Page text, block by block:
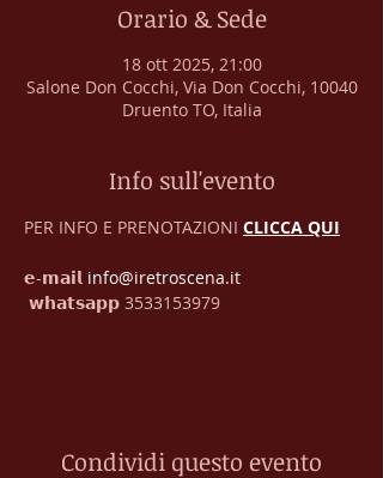
Orario & Sede
18 ott 2025, 21:00
Salone Don Cocchi, Via Don Cocchi, 10040
Druento TO, Italia
Info sull'evento
PER INFO E PRENOTAZIONI CLICCA QUI
𝗲-𝗺𝗮𝗶𝗹 info@iretroscena.it
𝘄𝗵𝗮𝘁𝘀𝗮𝗽𝗽 3533153979
Condividi questo evento